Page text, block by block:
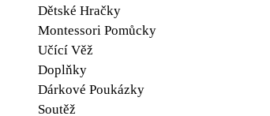
Dětské Hračky
Montessori Pomůcky
Učící Věž
Doplňky
Dárkové Poukázky
Soutěž